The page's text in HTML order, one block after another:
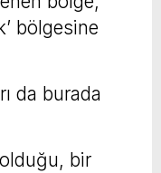
bölgesine
da burada
bir